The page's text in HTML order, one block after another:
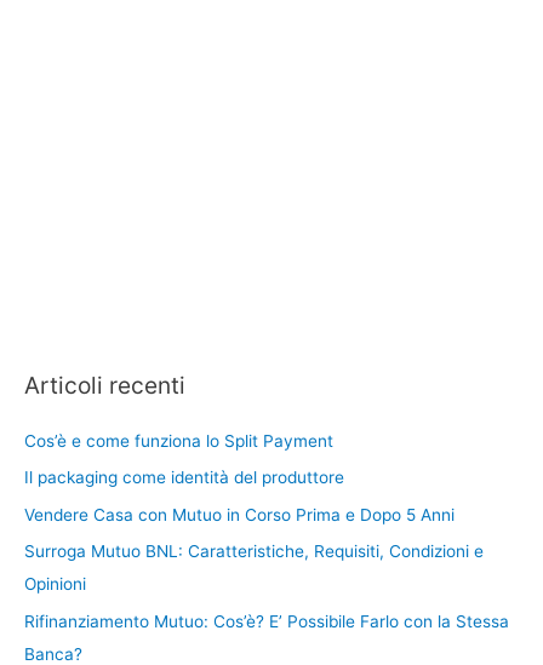
Articoli recenti
Cos’è e come funziona lo Split Payment
Il packaging come identità del produttore
Vendere Casa con Mutuo in Corso Prima e Dopo 5 Anni
Surroga Mutuo BNL: Caratteristiche, Requisiti, Condizioni e
Opinioni
Rifinanziamento Mutuo: Cos’è? E’ Possibile Farlo con la Stessa
Banca?